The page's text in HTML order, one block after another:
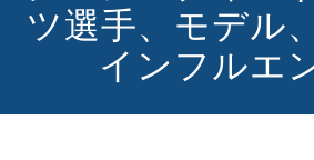
ツ選手、モデル
インフルエ